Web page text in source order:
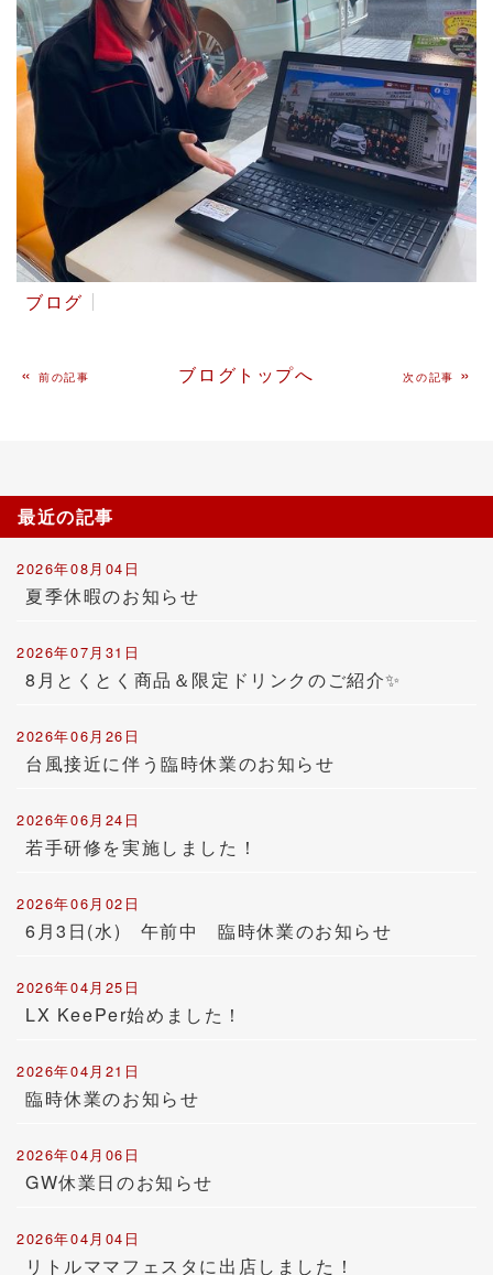
ブログ
«前の記事 ブログトップへ 次の記事 »
最近の記事
2026年08月04日
夏季休暇のお知らせ
2026年07月31日
8月とくとく商品＆限定ドリンクのご紹介✨
2026年06月26日
台風接近に伴う臨時休業のお知らせ
2026年06月24日
若手研修を実施しました！
2026年06月02日
6月3日(水) 午前中 臨時休業のお知らせ
2026年04月25日
LX KeePer始めました！
2026年04月21日
臨時休業のお知らせ
2026年04月06日
GW休業日のお知らせ
2026年04月04日
リトルママフェスタに出店しました！